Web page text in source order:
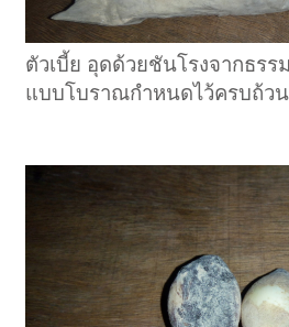
ตัวเบี้ย อุดด้วยชันโรงจากธร
แบบโบราณกำหนดไว้ครบถ้วน